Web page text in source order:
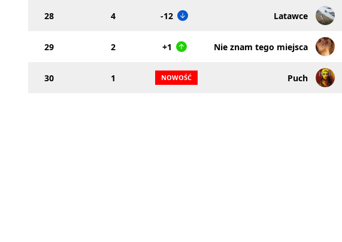
28 4 -12 Latawce
29 2 +1 Nie znam tego miejsca
30 1 Puch